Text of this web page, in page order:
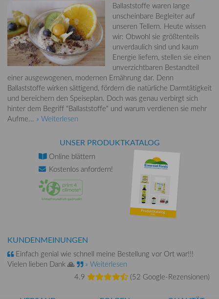
Ballaststoffe waren lange
unscheinbare Begleiter auf
unseren Tellern. Heute wissen
wir: Obwohl sie größtenteils
unverdaulich sind und kaum
Energie liefern, stellen sie einen
unverzichtbaren Bestandteil
einer ausgewogenen, modernen Ernährung dar. Denn
Ballaststoffe wirken sättigend, fördern die natürliche Darmtätigkeit
und bereichern den Speiseplan. Doch was genau verbirgt sich
hinter dem Begriff "Ballaststoffe" und warum verdienen sie mehr
Aufme... » Weiterlesen
UNSER PRODUKTKATALOG
Online blättern
Kostenlos anfordern!
KUNDENMEINUNGEN
Einfach genial wie schnell meine Bestellung vor Ort war!!!
Vielen lieben Dank 🙏
» Weiterlesen
4.9
(52 Google-Rezensionen)